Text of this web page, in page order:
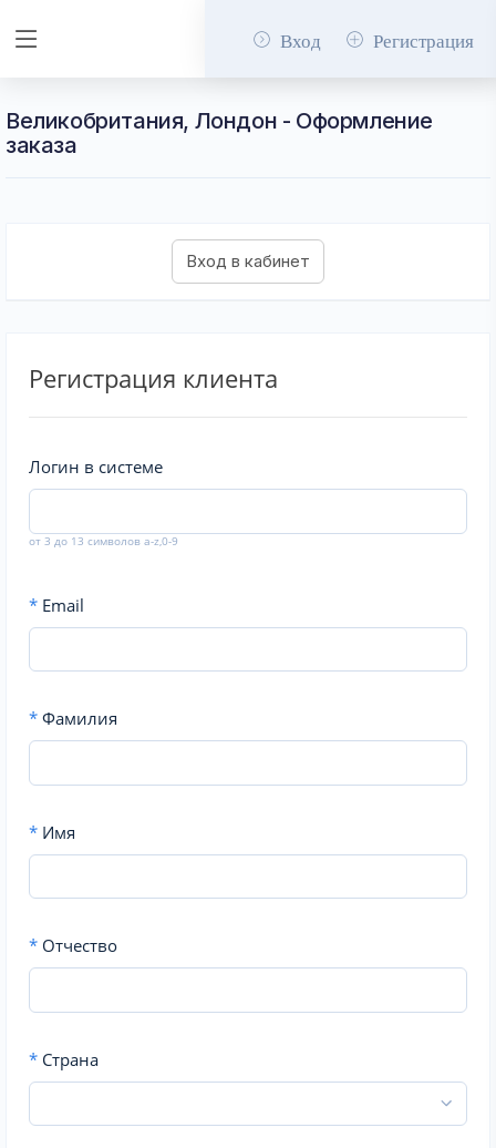
Вход Регистрация
Великобритания, Лондон - Оформление
заказа
Регистрация клиента
Логин в системе
от 3 до 13 символов a-z,0-9
* Email
* Фамилия
* Имя
* Отчество
* Страна